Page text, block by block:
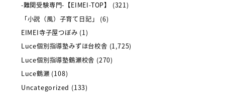
-難関受験専門-【EIMEI-TOP】
(321)
「小説（風）子育て日記」
(6)
EIMEI寺子屋つぼみ (1)
Luce個別指導塾みずほ台校舎 (1,725)
Luce個別指導塾鶴瀬校舎 (270)
Luce鶴瀬 (108)
Uncategorized (133)